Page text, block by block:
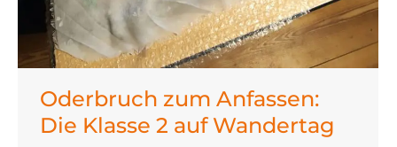
Oderbruch zum Anfassen:
Die Klasse 2 auf Wandertag